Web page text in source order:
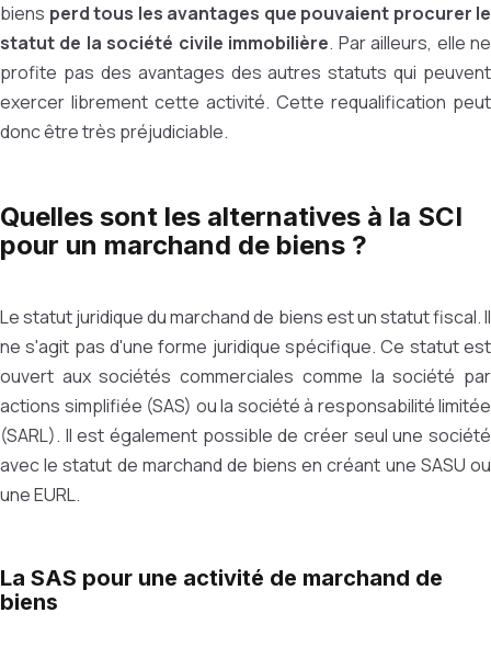
biens perd tous les avantages que pouvaient procurer le
statut de la société civile immobilière. Par ailleurs, elle ne
profite pas des avantages des autres statuts qui peuvent
exercer librement cette activité. Cette requalification peut
donc être très préjudiciable.
Quelles sont les alternatives à la SCI
pour un marchand de biens ?
Le statut juridique du marchand de biens est un statut fiscal. Il
ne s'agit pas d'une forme juridique spécifique. Ce statut est
ouvert aux sociétés commerciales comme la société par
actions simplifiée (SAS) ou la société à responsabilité limitée
(SARL). Il est également possible de créer seul une société
avec le statut de marchand de biens en créant une SASU ou
une EURL.
La SAS pour une activité de marchand de
biens